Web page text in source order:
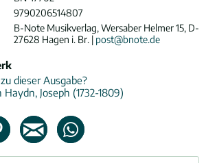
9790206514807
B-Note Musikverlag, Wersaber Helmer 15, D-
27628 Hagen i. Br. | post@bnote.de
dieser Ausgabe?
Joseph (1732-1809)